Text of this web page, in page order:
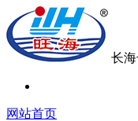
长
网站首页